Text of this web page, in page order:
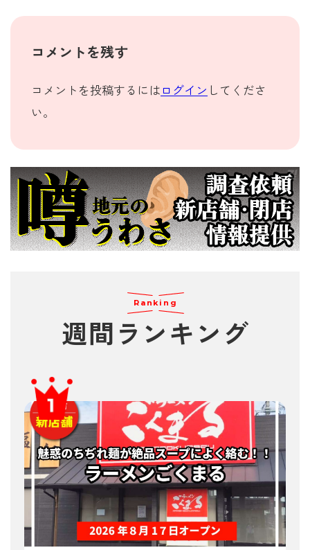
コメントを残す
コメントを投稿するには ログイン してくださ
い。
Ranking
週間 ランキング